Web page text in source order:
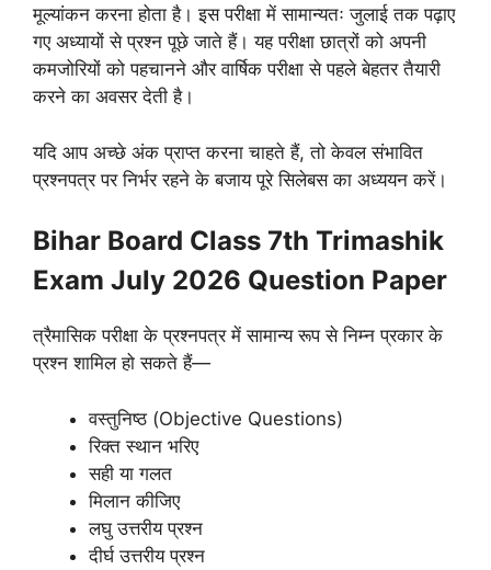
मूल्यांकन करना होता है। इस परीक्षा में सामान्यतः जुलाई तक पढ़ाए
गए अध्यायों से प्रश्न पूछे जाते हैं। यह परीक्षा छात्रों को अपनी
कमजोरियों को पहचानने और वार्षिक परीक्षा से पहले बेहतर तैयारी
करने का अवसर देती है।
यदि आप अच्छे अंक प्राप्त करना चाहते हैं, तो केवल संभावित
प्रश्नपत्र पर निर्भर रहने के बजाय पूरे सिलेबस का अध्ययन करें।
Bihar Board Class 7th Trimashik
Exam July 2026 Question Paper
त्रैमासिक परीक्षा के प्रश्नपत्र में सामान्य रूप से निम्न प्रकार के
प्रश्न शामिल हो सकते हैं—
वस्तुनिष्ठ (Objective Questions)
रिक्त स्थान भरिए
सही या गलत
मिलान कीजिए
लघु उत्तरीय प्रश्न
दीर्घ उत्तरीय प्रश्न